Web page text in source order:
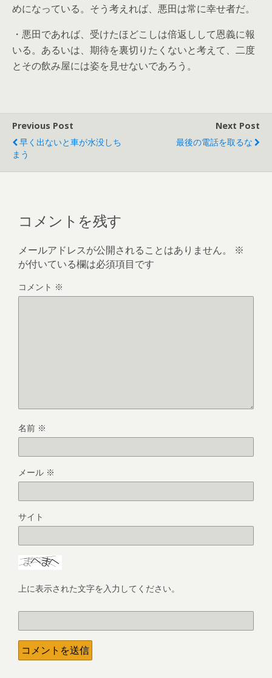
めになっている。そう考えれば、悪田は常に幸せ者だ。
・悪田であれば、受けたほどこしは倍返しして恩義に報
いる。あるいは、期待を裏切りたくないと考えて、二度
とその飲み屋には姿を見せないであろう。
Previous Post
早く出ないと車が水没しち
まう
Next Post
最後の電話を取るな
コメントを残す
メールアドレスが公開されることはありません。
※
が付いている欄は必須項目です
コメント ※
名前 ※
メール ※
サイト
上に表示された文字を入力してください。